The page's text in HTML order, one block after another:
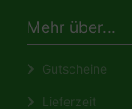
Mehr über...
Gutscheine
Lieferzeit